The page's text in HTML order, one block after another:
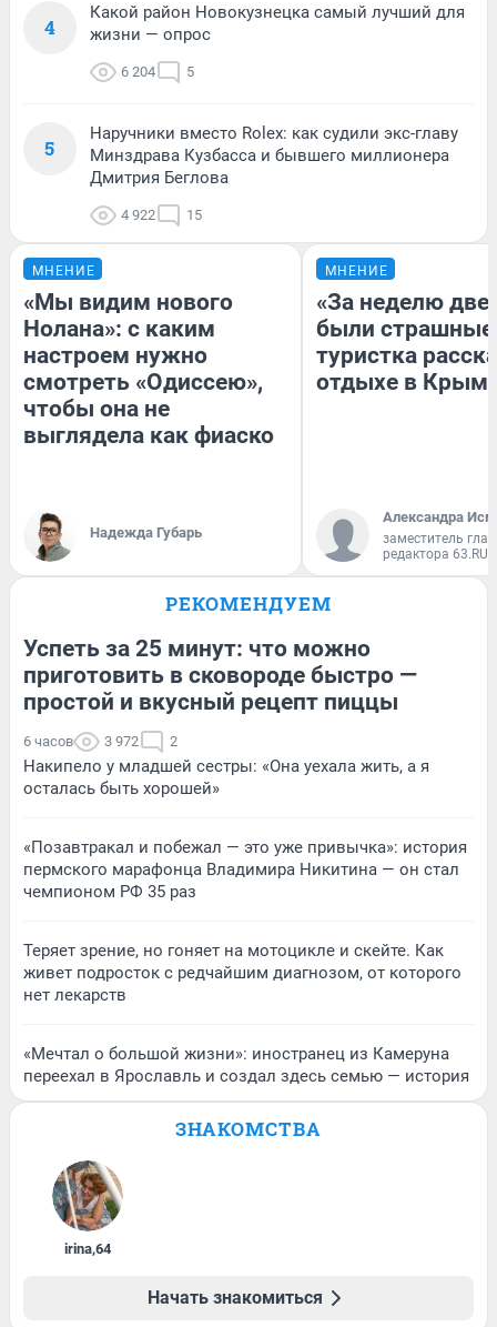
4
Какой район Новокузнецка самый лучший для
жизни — опрос
6 204 5
5
Наручники вместо Rolex: как судили экс-главу
Минздрава Кузбасса и бывшего миллионера
Дмитрия Беглова
4 922 15
МНЕНИЕ
«Мы видим нового
Нолана»: с каким
настроем нужно
смотреть «Одиссею»,
чтобы она не
выглядела как фиаско
Надежда Губарь
МНЕНИЕ
«За неделю две
были
туристка
отдыхе в
Александра
заместитель
редактора 63.RU
РЕКОМЕНДУЕМ
Успеть за 25 минут: что можно
приготовить в сковороде быстро —
простой и вкусный рецепт пиццы
6 часов 3 972 2
Накипело у младшей сестры: «Она уехала жить, а я
осталась быть хорошей»
«Позавтракал и побежал — это уже привычка»: история
пермского марафонца Владимира Никитина — он стал
чемпионом РФ 35 раз
Теряет зрение, но гоняет на мотоцикле и скейте. Как
живет подросток с редчайшим диагнозом, от которого
нет лекарств
«Мечтал о большой жизни»: иностранец из Камеруна
переехал в Ярославль и создал здесь семью — история
ЗНАКОМСТВА
irina,64
Начать знакомиться